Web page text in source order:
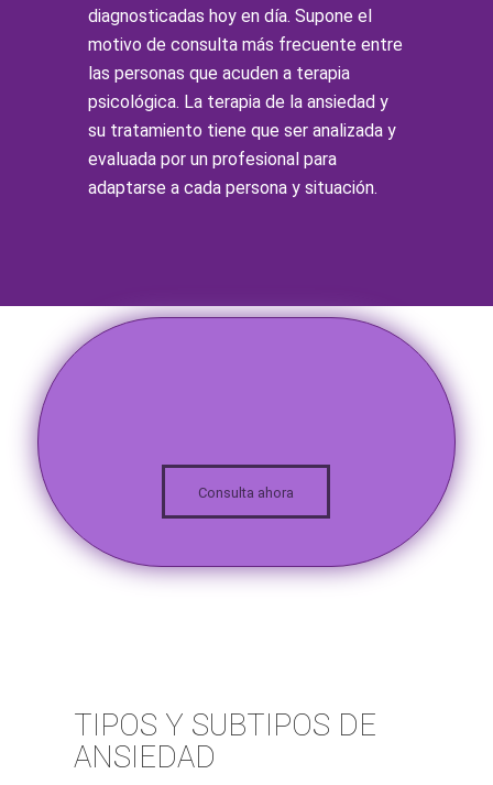
diagnosticadas hoy en día. Supone el
motivo de consulta más frecuente entre
las personas que acuden a terapia
psicológica. La terapia de la ansiedad y
su tratamiento tiene que ser analizada y
evaluada por un profesional para
adaptarse a cada persona y situación.
Consulta ahora
TIPOS Y SUBTIPOS DE
ANSIEDAD